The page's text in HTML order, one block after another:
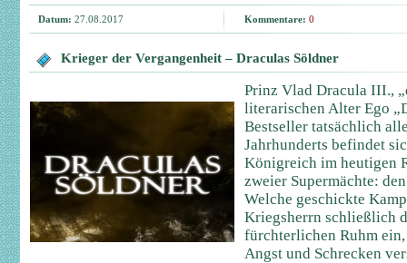
Datum: 27.08.2017 Kommentare: 0
Krieger der Vergangenheit – Draculas Söldner
Prinz Vlad Dracula III.,
literarischen Alter Ego
Bestseller tatsächlich
Jahrhunderts befindet
Königreich im heutigen
zweier Supermächte:
Welche geschickte
Kriegsherrn schließlich
fürchterlichen Ruhm
Angst und Schrecken